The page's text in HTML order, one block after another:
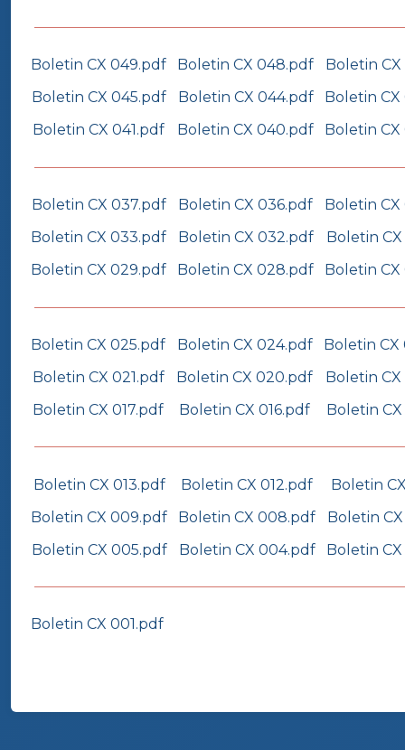
Boletin CX 049.pdf Boletin CX 048.pdf
Boletin
Boletin CX 045.pdf
Boletin CX 044.pdf
Boletin
Boletin CX 041.pdf
Boletin CX 040.pdf Boletin
Boletin CX 037.pdf Boletin CX 036.pdf
Boletin
Boletin CX 033.pdf
Boletin CX 032.pdf
Boletin
Boletin CX 029.pdf
Boletin CX 028.pdf Boletin
Boletin CX 025.pdf Boletin CX 024.pdf
Boletin
Boletin CX 021.pdf
Boletin CX 020.pdf
Boletin CX
Boletin CX 017.pdf
Boletin CX 016.pdf Boletin CX
Boletin CX 013.pdf Boletin CX 012.pdf
Boletin
Boletin CX 009.pdf
Boletin CX 008.pdf
Boletin
Boletin CX 005.pdf
Boletin CX 004.pdf Boletin
Boletin CX 001.pdf